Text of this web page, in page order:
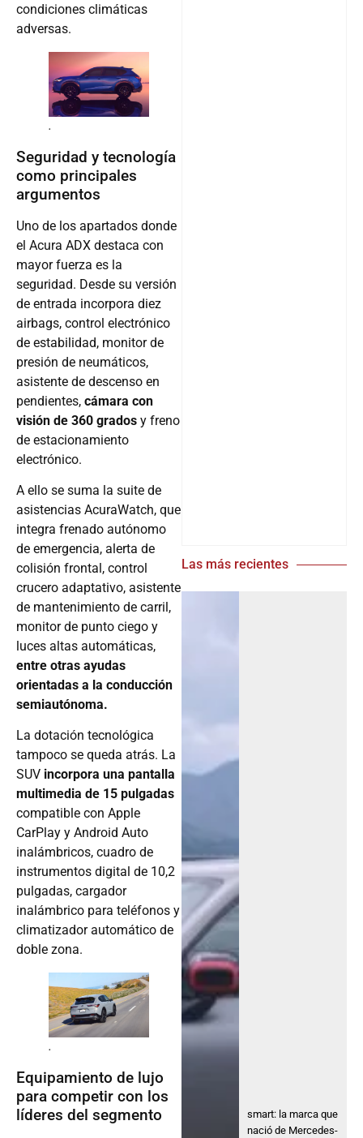
condiciones climáticas
adversas.
.
Seguridad y tecnología
como principales
argumentos
Uno de los apartados donde
el Acura ADX destaca con
mayor fuerza es la
seguridad. Desde su versión
de entrada incorpora diez
airbags, control electrónico
de estabilidad, monitor de
presión de neumáticos,
asistente de descenso en
pendientes, cámara con
visión de 360 grados y freno
de estacionamiento
electrónico.
A ello se suma la suite de
asistencias AcuraWatch, que
integra frenado autónomo
de emergencia, alerta de
colisión frontal, control
crucero adaptativo, asistente
de mantenimiento de carril,
monitor de punto ciego y
luces altas automáticas,
entre otras ayudas
orientadas a la conducción
semiautónoma.
La dotación tecnológica
tampoco se queda atrás. La
SUV incorpora una pantalla
multimedia de 15 pulgadas
compatible con Apple
CarPlay y Android Auto
inalámbricos, cuadro de
instrumentos digital de 10,2
pulgadas, cargador
inalámbrico para teléfonos y
climatizador automático de
doble zona.
.
Equipamiento de lujo
para competir con los
líderes del segmento
Las más recientes
smart: la marca que
nació de Mercedes-